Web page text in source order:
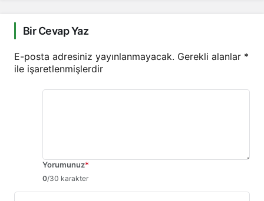
Bir Cevap Yaz
E-posta adresiniz yayınlanmayacak. Gerekli alanlar *
ile işaretlenmişlerdir
Yorumunuz*
0/30 karakter